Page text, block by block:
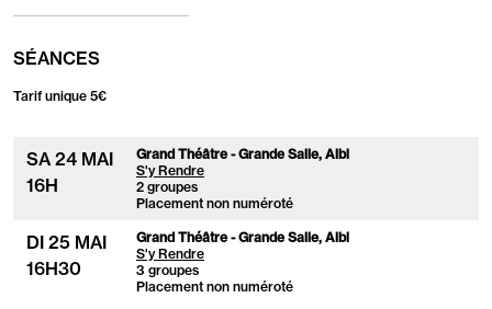
SÉANCES
Tarif unique 5€
SA 24 MAI
16H
Grand Théâtre - Grande Salle, Albi
S'y Rendre
2 groupes
Placement non numéroté
DI 25 MAI
16H30
Grand Théâtre - Grande Salle, Albi
S'y Rendre
3 groupes
Placement non numéroté